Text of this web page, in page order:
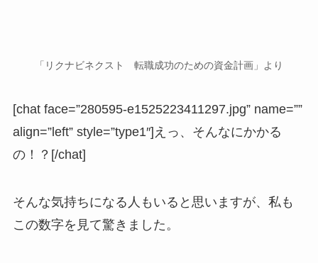
「リクナビネクスト 転職成功のための資金計画」より
[chat face=”280595-e1525223411297.jpg” name=””
align=”left” style=”type1″]えっ、そんなにかかる
の！？[/chat]
そんな気持ちになる人もいると思いますが、私も
この数字を見て驚きました。